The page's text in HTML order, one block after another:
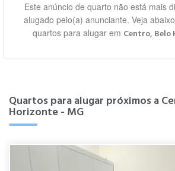
Este anúncio de quarto não está mais
alugado pelo(a) anunciante. Veja
quartos para alugar em Centro, Belo
Quartos para alugar próximos a
Horizonte - MG